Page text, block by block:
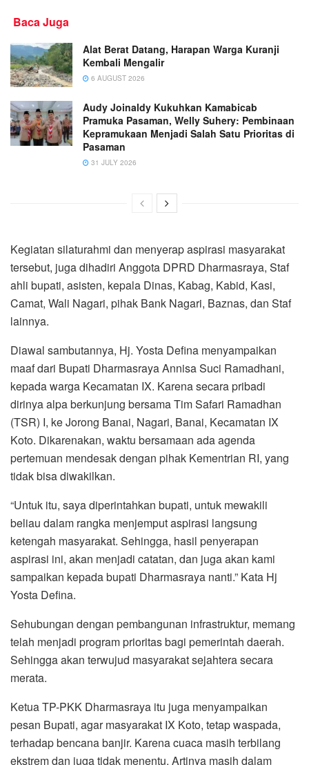
Baca Juga
Alat Berat Datang, Harapan Warga Kuranji
Kembali Mengalir
6 AUGUST 2026
Audy Joinaldy Kukuhkan Kamabicab
Pramuka Pasaman, Welly Suhery: Pembinaan
Kepramukaan Menjadi Salah Satu Prioritas di
Pasaman
31 JULY 2026
Kegiatan silaturahmi dan menyerap aspirasi masyarakat
tersebut, juga dihadiri Anggota DPRD Dharmasraya, Staf
ahli bupati, asisten, kepala Dinas, Kabag, Kabid, Kasi,
Camat, Wali Nagari, pihak Bank Nagari, Baznas, dan Staf
lainnya.
Diawal sambutannya, Hj. Yosta Defina menyampaikan
maaf dari Bupati Dharmasraya Annisa Suci Ramadhani,
kepada warga Kecamatan IX. Karena secara pribadi
dirinya alpa berkunjung bersama Tim Safari Ramadhan
(TSR) I, ke Jorong Banai, Nagari, Banai, Kecamatan IX
Koto. Dikarenakan, waktu bersamaan ada agenda
pertemuan mendesak dengan pihak Kementrian RI, yang
tidak bisa diwakilkan.
“Untuk itu, saya diperintahkan bupati, untuk mewakili
beliau dalam rangka menjemput aspirasi langsung
ketengah masyarakat. Sehingga, hasil penyerapan
aspirasi ini, akan menjadi catatan, dan juga akan kami
sampaikan kepada bupati Dharmasraya nanti.” Kata Hj
Yosta Defina.
Sehubungan dengan pembangunan infrastruktur, memang
telah menjadi program prioritas bagi pemerintah daerah.
Sehingga akan terwujud masyarakat sejahtera secara
merata.
Ketua TP-PKK Dharmasraya itu juga menyampaikan
pesan Bupati, agar masyarakat IX Koto, tetap waspada,
terhadap bencana banjir. Karena cuaca masih terbilang
ekstrem dan juga tidak menentu. Artinya masih dalam